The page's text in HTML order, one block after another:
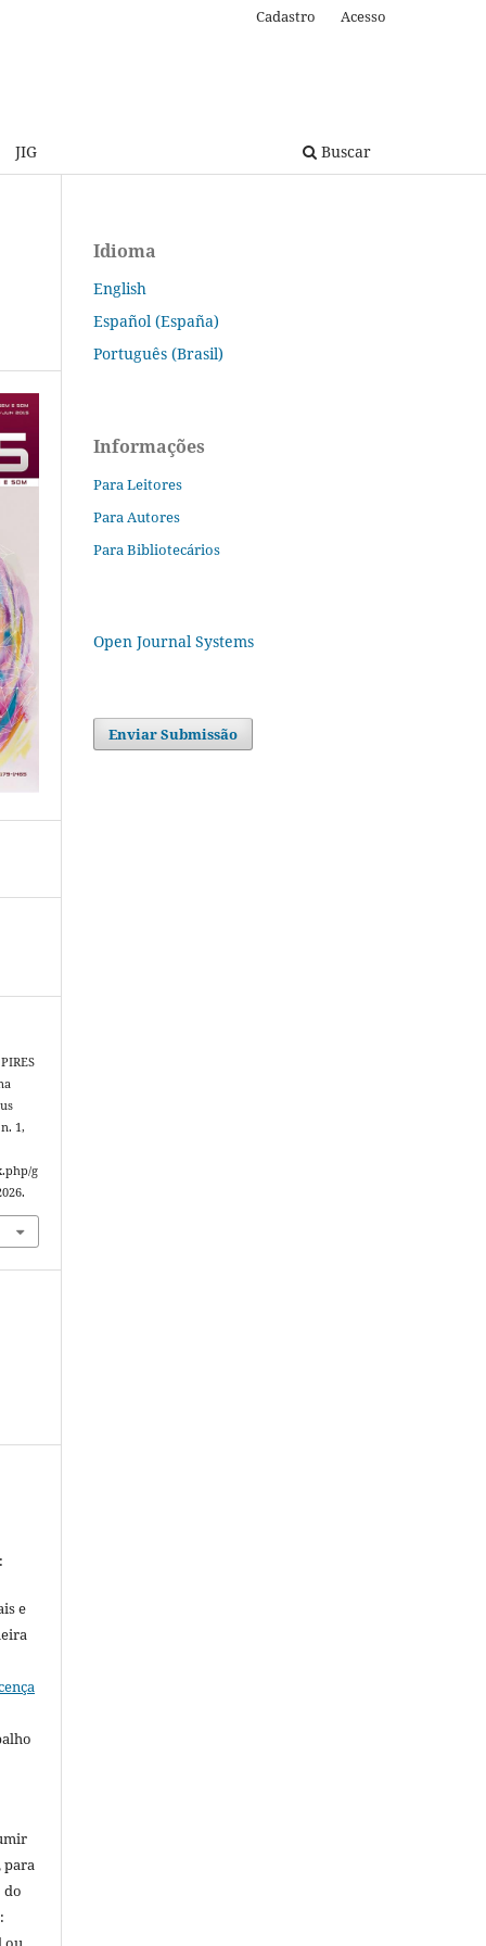
JIG Buscar
Cadastro Acesso
1,
g
e
para
do
Idioma
English
Español (España)
Português (Brasil)
Informações
Para Leitores
Para Autores
Para Bibliotecários
Open Journal Systems
Enviar Submissão